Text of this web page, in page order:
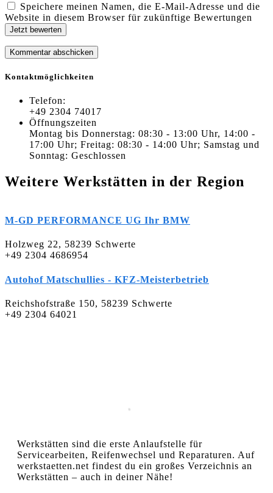
Speichere meinen Namen, die E-Mail-Adresse und die
Website in diesem Browser für zukünftige Bewertungen
Jetzt bewerten
Kontaktmöglichkeiten
Telefon:
+49 2304 74017
Öffnungszeiten
Montag bis Donnerstag: 08:30 - 13:00 Uhr, 14:00 -
17:00 Uhr; Freitag: 08:30 - 14:00 Uhr; Samstag und
Sonntag: Geschlossen
Weitere Werkstätten in der Region
M-GD PERFORMANCE UG Ihr BMW
Holzweg 22, 58239 Schwerte
+49 2304 4686954
Autohof Matschullies - KFZ-Meisterbetrieb
Reichshofstraße 150, 58239 Schwerte
+49 2304 64021
Werkstätten sind die erste Anlaufstelle für
Servicearbeiten, Reifenwechsel und Reparaturen. Auf
werkstaetten.net findest du ein großes Verzeichnis an
Werkstätten – auch in deiner Nähe!